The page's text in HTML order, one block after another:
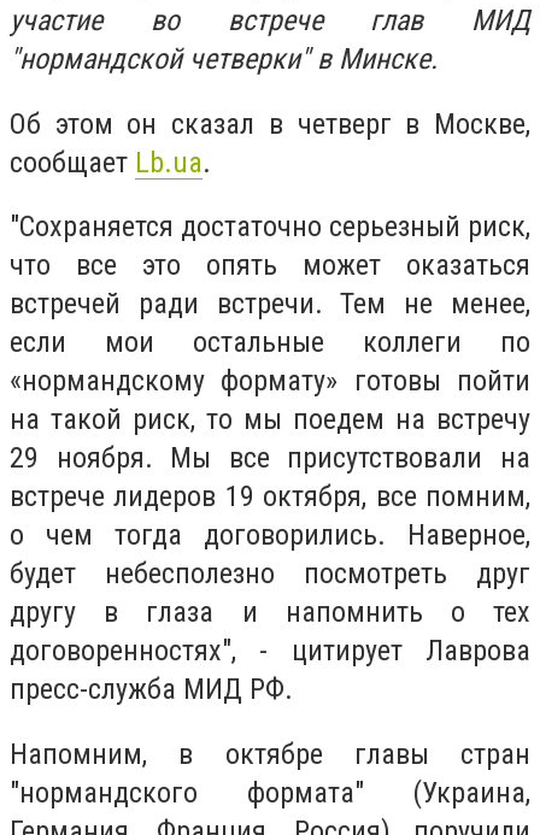
участие во встрече глав МИД
"нормандской четверки" в Минске.
Об этом он сказал в четверг в Москве,
сообщает Lb.ua.
"Сохраняется достаточно серьезный риск,
что все это опять может оказаться
встречей ради встречи. Тем не менее,
если мои остальные коллеги по
«нормандскому формату» готовы пойти
на такой риск, то мы поедем на встречу
29 ноября. Мы все присутствовали на
встрече лидеров 19 октября, все помним,
о чем тогда договорились. Наверное,
будет небесполезно посмотреть друг
другу в глаза и напомнить о тех
договоренностях", - цитирует Лаврова
пресс-служба МИД РФ.
Напомним, в октябре главы стран
"нормандского формата" (Украина,